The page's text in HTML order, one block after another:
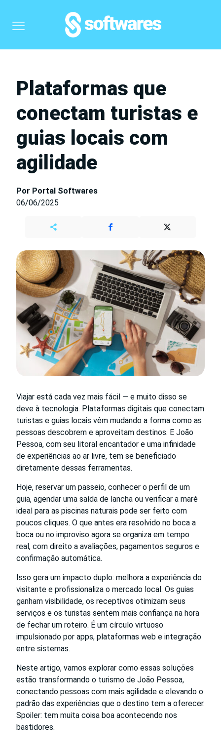
Plataformas que
conectam turistas e
guias locais com
agilidade
Por Portal Softwares
06/06/2025
Viajar está cada vez mais fácil — e muito disso se
deve à tecnologia. Plataformas digitais que conectam
turistas e guias locais vêm mudando a forma como as
pessoas descobrem e aproveitam destinos. E João
Pessoa, com seu litoral encantador e uma infinidade
de experiências ao ar livre, tem se beneficiado
diretamente dessas ferramentas.
Hoje, reservar um passeio, conhecer o perfil de um
guia, agendar uma saída de lancha ou verificar a maré
ideal para as piscinas naturais pode ser feito com
poucos cliques. O que antes era resolvido no boca a
boca ou no improviso agora se organiza em tempo
real, com direito a avaliações, pagamentos seguros e
confirmação automática.
Isso gera um impacto duplo: melhora a experiência do
visitante e profissionaliza o mercado local. Os guias
ganham visibilidade, os receptivos otimizam seus
serviços e os turistas sentem mais confiança na hora
de fechar um roteiro. É um círculo virtuoso
impulsionado por apps, plataformas web e integração
entre sistemas.
Neste artigo, vamos explorar como essas soluções
estão transformando o turismo de João Pessoa,
conectando pessoas com mais agilidade e elevando o
padrão das experiências que o destino tem a oferecer.
Spoiler: tem muita coisa boa acontecendo nos
bastidores.